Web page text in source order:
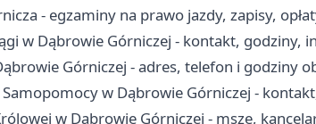
- egzaminy na prawo jazdy, zapisy,
w Dąbrowie Górniczej - kontakt, godziny,
Górniczej - adres, telefon i godziny
w Dąbrowie Górniczej -
w Dąbrowie Górniczej - msze,